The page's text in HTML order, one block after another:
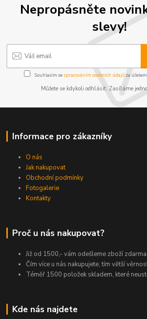
Nepropásněte
slevy!
Souhlasím se zpracováním osobních údajůza
Můžete se kdykoli odhlásit. Zasíláme
Informace pro zákazníky
O nás
Jak nakupovat
Obchodní podmínky
Fotogalerie
Kontakty
Proč u nás nakupovat?
Již od 1500,- vám odešleme zboží zdarma.
Čím více u nás nakupujete, tím větší
Téměř 1500 položek skladem, které
Kde nás najdete